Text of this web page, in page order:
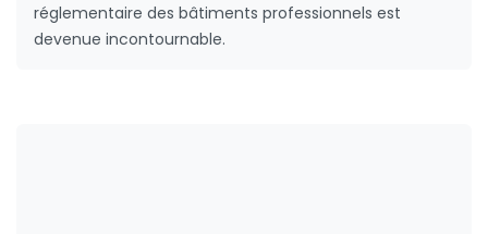
réglementaire des bâtiments professionnels est
devenue incontournable.